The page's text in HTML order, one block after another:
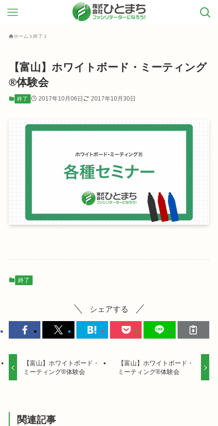
ホーム 終了
【富山】ホワイトボード・ミーティング
®体験会
終了 2017年10月06日 2017年10月30日
終了
シェアする
【富山】ホワイトボード・
ミーティング®体験会
【富山】ホワイトボード・
ミーティング®体験会
関連記事